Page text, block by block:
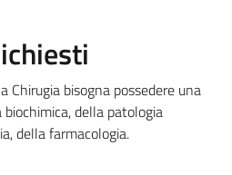
Chirugia bisogna possedere una
della patologia
della farmacologia.